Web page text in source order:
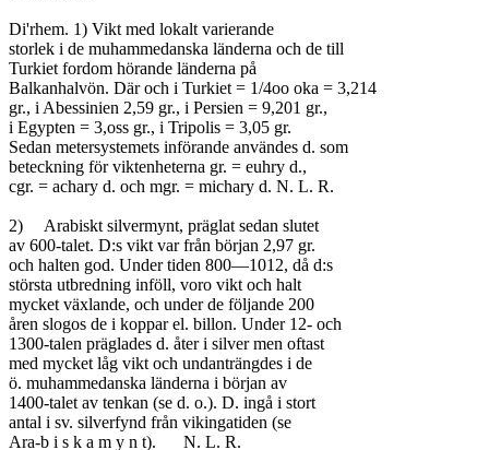
Di'rhem. 1) Vikt med lokalt varierande
storlek i de muhammedanska länderna och de till
Turkiet fordom hörande länderna på
Balkanhalvön. Där och i Turkiet = 1/4oo oka = 3,214
gr., i Abessinien 2,59 gr., i Persien = 9,201 gr.,
i Egypten = 3,oss gr., i Tripolis = 3,05 gr.
Sedan metersystemets införande användes d. som
beteckning för viktenheterna gr. = euhry d.,
cgr. = achary d. och mgr. = michary d. N. L. R.
2)	Arabiskt silvermynt, präglat sedan slutet
av 600-talet. D:s vikt var från början 2,97 gr.
och halten god. Under tiden 800—1012, då d:s
största utbredning inföll, voro vikt och halt
mycket växlande, och under de följande 200
åren slogos de i koppar el. billon. Under 12- och
1300-talen präglades d. åter i silver men oftast
med mycket låg vikt och undanträngdes i de
ö. muhammedanska länderna i början av
1400-talet av tenkan (se d. o.). D. ingå i stort
antal i sv. silverfynd från vikingatiden (se
Ara-b i s k a m y n t).	N. L. R.